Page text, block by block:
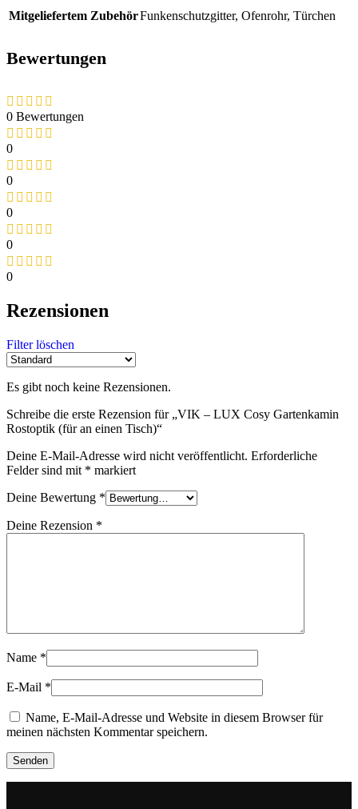
Mitgeliefertem ZubehörFunkenschutzgitter, Ofenrohr, Türchen
Bewertungen
0 Bewertungen
0
0
0
0
0
Rezensionen
Filter löschen
Es gibt noch keine Rezensionen.
Schreibe die erste Rezension für „VIK – LUX Cosy Gartenkamin
Rostoptik (für an einen Tisch)“
Deine E-Mail-Adresse wird nicht veröffentlicht. Erforderliche
Felder sind mit * markiert
Deine Bewertung *
Deine Rezension *
Name *
E-Mail *
Name, E-Mail-Adresse und Website in diesem Browser für
meinen nächsten Kommentar speichern.